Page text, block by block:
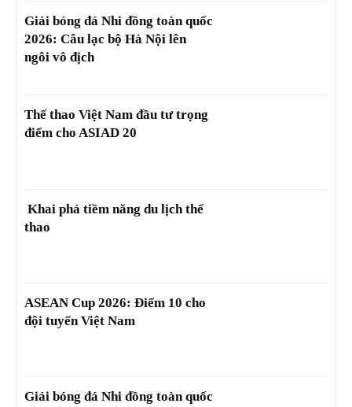
Giải bóng đá Nhi đồng toàn quốc
2026: Câu lạc bộ Hà Nội lên
ngôi vô địch
Thể thao Việt Nam đầu tư trọng
điểm cho ASIAD 20
Khai phá tiềm năng du lịch thể
thao
ASEAN Cup 2026: Điểm 10 cho
đội tuyển Việt Nam
Giải bóng đá Nhi đồng toàn quốc